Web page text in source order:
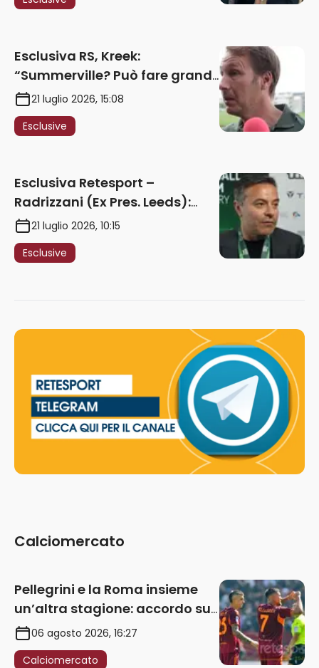
2027. Ricorsi strumentali?
Esclusiva RS, Kreek:
“Summerville? Può fare grandi
cose in Serie A. Godts deve
maturare esperienza per
giocare nella Roma”
21 luglio 2026, 15:08
Esclusive
Esclusiva Retesport –
Radrizzani (Ex Pres. Leeds):
“Summerville ragazzo
speciale, in Italia con Gasp
può esplodere
21 luglio 2026, 10:15
Esclusive
Calciomercato
Pellegrini e la Roma insieme
un’altra stagione: accordo sul
rinnovo annuale
06 agosto 2026, 16:27
Calciomercato